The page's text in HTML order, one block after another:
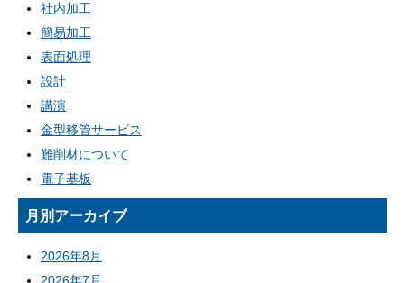
社内加工
簡易加工
表面処理
設計
講演
金型移管サービス
難削材について
電子基板
月別アーカイブ
2026年8月